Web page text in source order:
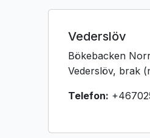
Vederslöv
Bökebacken
Vederslöv, brak
Telefon: